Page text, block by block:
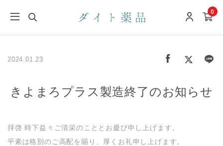
0
2024.01.23
きよまろプラス製造終了のお知らせ
拝啓 時下益々ご清栄のこととお慶び申し上げます。
平素は格別のご高配を賜り、厚くお礼申し上げます。